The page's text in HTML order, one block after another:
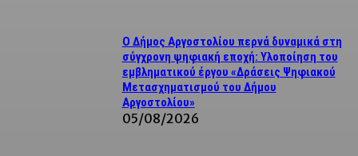
Ο Δήμος Αργοστολίου περνά δυναμικά στη
σύγχρονη ψηφιακή εποχή: Υλοποίηση του
εμβληματικού έργου «Δράσεις Ψηφιακού
Μετασχηματισμού του Δήμου
Αργοστολίου»
05/08/2026